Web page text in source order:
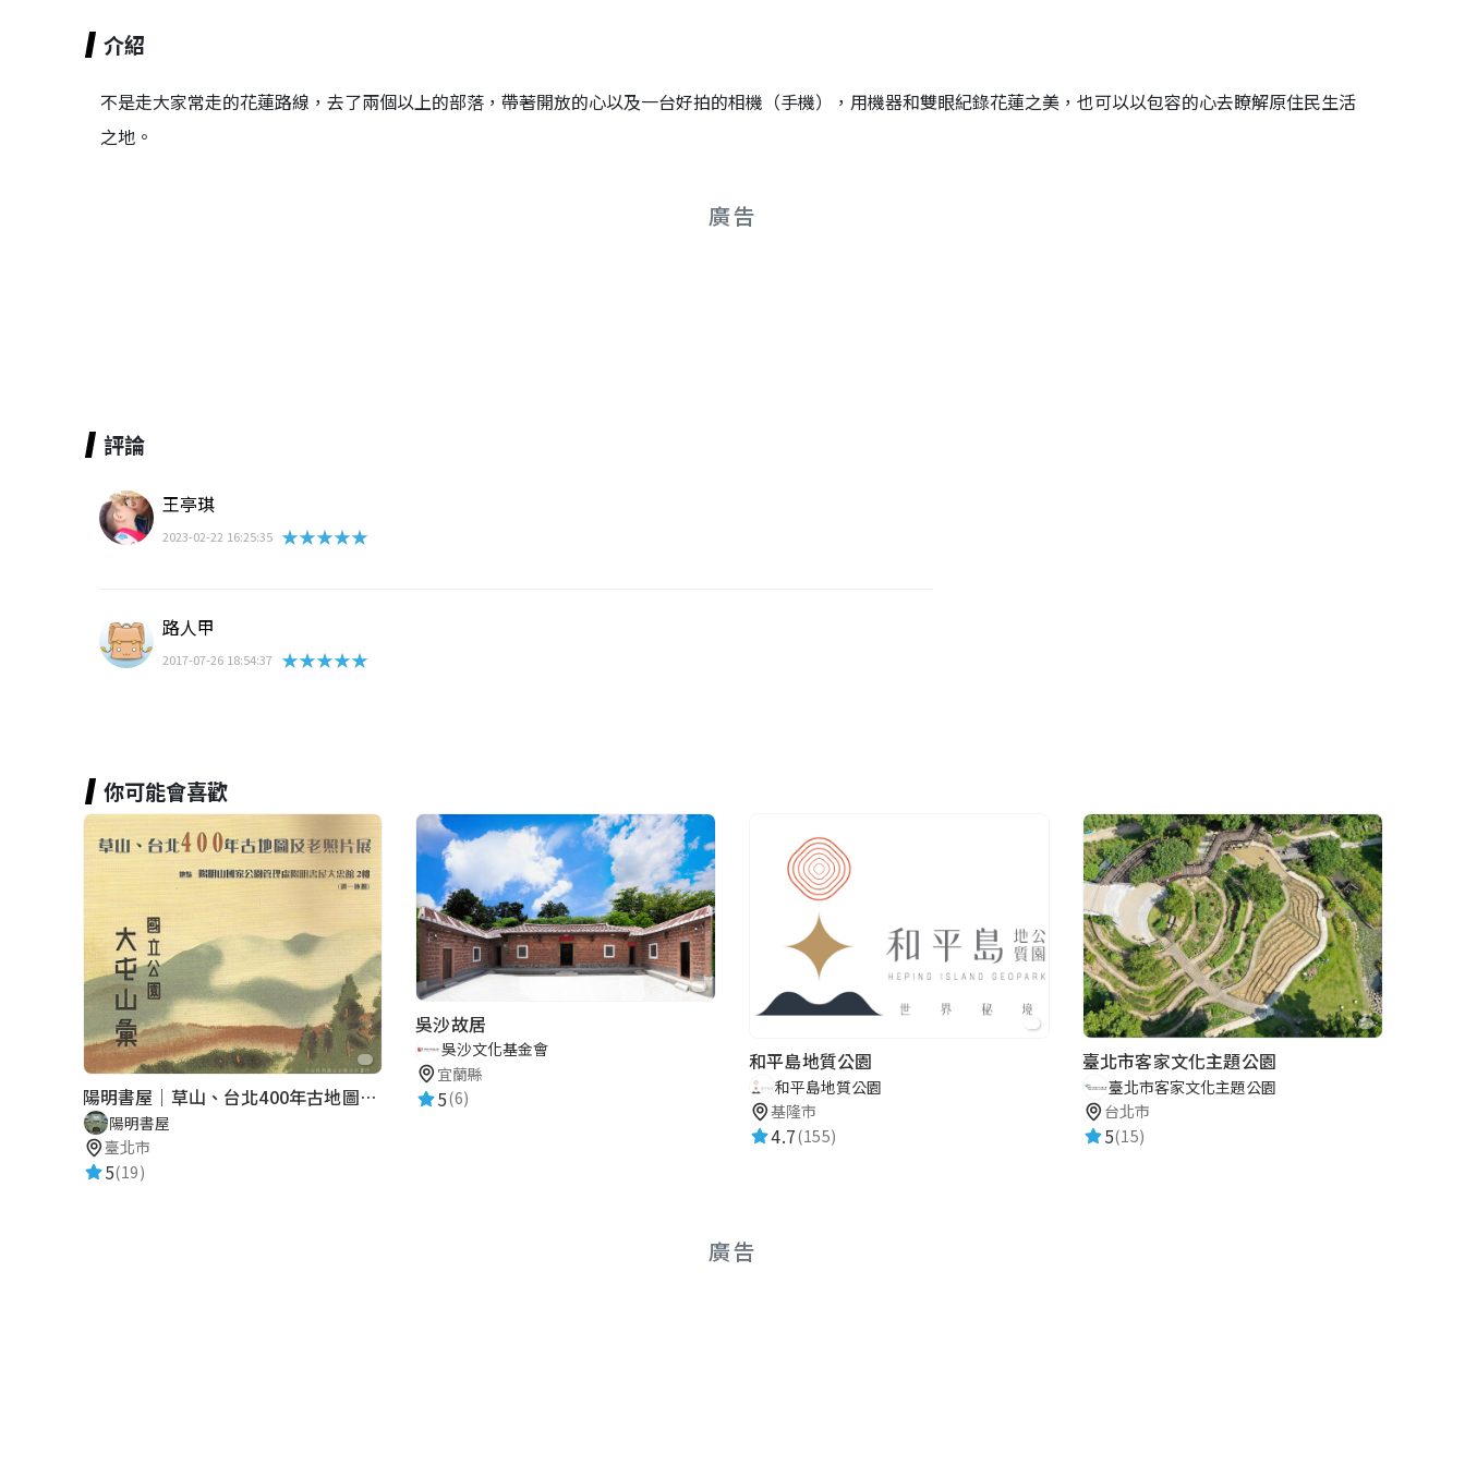
介紹
不是走大家常走的花蓮路線，去了兩個以上的部落，帶著開放的心以及一台好拍的相機（手機），用機器和雙眼紀錄花蓮之美，也可以以包容的心去瞭解原住民生活
之地。
廣告
評論
王亭琪
2023-02-22 16:25:35 ★★★★★
路人甲
2017-07-26 18:54:37 ★★★★★
你可能會喜歡
陽明書屋｜草山、台北400年古地圖老照片展｜智慧導覽
陽明書屋
臺北市
5(19)
吳沙故居
吳沙文化基金會
宜蘭縣
5(6)
和平島地質公園
和平島地質公園
基隆市
4.7(155)
臺北市客家文化主題公園
臺北市客家文化主題公園
台北市
5(15)
廣告